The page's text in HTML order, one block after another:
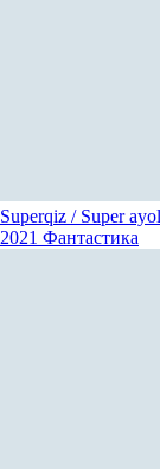
Superqiz / Super
2021 Фантастика